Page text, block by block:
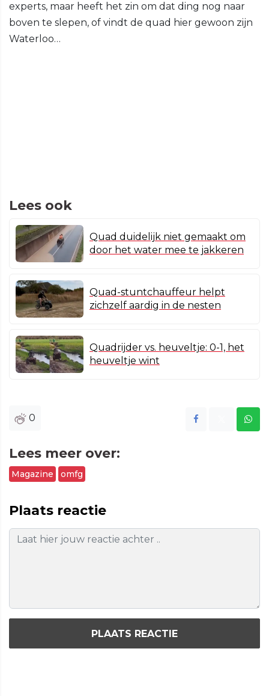
experts, maar heeft het zin om dat ding nog naar
boven te slepen, of vindt de quad hier gewoon zijn
Waterloo…
Lees ook
Quad duidelijk niet gemaakt om
door het water mee te jakkeren
Quad-stuntchauffeur helpt
zichzelf aardig in de nesten
Quadrijder vs. heuveltje: 0-1, het
heuveltje wint
0
Lees meer over:
Magazine omfg
Plaats reactie
PLAATS REACTIE